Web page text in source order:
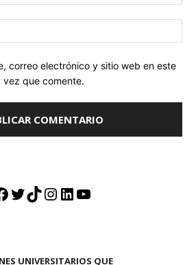
correo electrónico y sitio web en este
que comente.
Twitter
TikTok
Instagram
LinkedIn
YouTube
UNIVERSITARIOS QUE